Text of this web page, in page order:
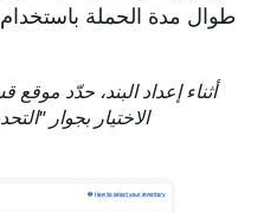
طوال مدة الحملة باستخدام
أثناء إعداد البند، حدّد
الاختيار بجوار